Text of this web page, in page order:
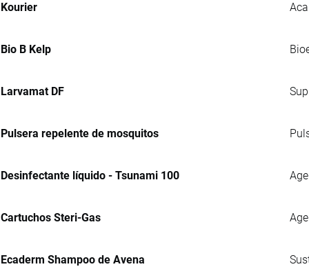
Kourier
Bio B Kelp
Larvamat DF
Pulsera repelente de mosquitos
Desinfectante líquido - Tsunami 100
Cartuchos Steri-Gas
Ecaderm Shampoo de Avena